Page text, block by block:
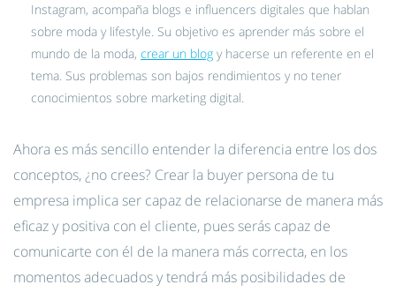
Instagram, acompaña blogs e influencers digitales que hablan
sobre moda y lifestyle. Su objetivo es aprender más sobre el
mundo de la moda, crear un blog y hacerse un referente en el
tema. Sus problemas son bajos rendimientos y no tener
conocimientos sobre marketing digital.
Ahora es más sencillo entender la diferencia entre los dos
conceptos, ¿no crees? Crear la buyer persona de tu
empresa implica ser capaz de relacionarse de manera más
eficaz y positiva con el cliente, pues serás capaz de
comunicarte con él de la manera más correcta, en los
momentos adecuados y tendrá más posibilidades de